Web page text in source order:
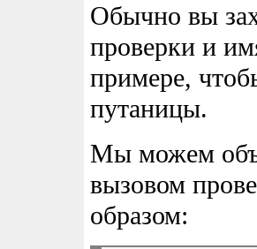
Обычно вы
проверки и
примере,
путаницы.
Мы можем
вызовом
образом: